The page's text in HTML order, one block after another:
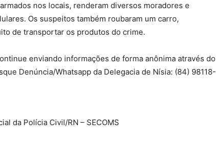
nos locais, renderam diversos moradores e
Os suspeitos também roubaram um carro,
de transportar os produtos do crime.
enviando informações de forma anônima através do
Denúncia/Whatsapp da Delegacia de Nísia: (84) 98118-
da Polícia Civil/RN – SECOMS